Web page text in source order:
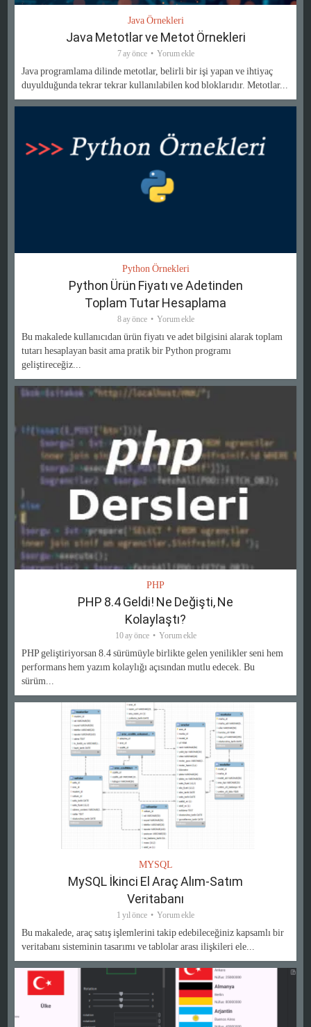
Java Örnekleri
Java Metotlar ve Metot Örnekleri
7 ay önce Yorum ekle
Java programlama dilinde metotlar, belirli bir işi yapan ve ihtiyaç
duyulduğunda tekrar tekrar kullanılabilen kod bloklarıdır. Metotlar...
Python Örnekleri
Python Ürün Fiyatı ve Adetinden
Toplam Tutar Hesaplama
8 ay önce Yorum ekle
Bu makalede kullanıcıdan ürün fiyatı ve adet bilgisini alarak toplam
tutarı hesaplayan basit ama pratik bir Python programı
geliştireceğiz...
PHP
PHP 8.4 Geldi! Ne Değişti, Ne
Kolaylaştı?
10 ay önce Yorum ekle
PHP geliştiriyorsan 8.4 sürümüyle birlikte gelen yenilikler seni hem
performans hem yazım kolaylığı açısından mutlu edecek. Bu
sürüm...
MYSQL
MySQL İkinci El Araç Alım-Satım
Veritabanı
1 yıl önce Yorum ekle
Bu makalede, araç satış işlemlerini takip edebileceğiniz kapsamlı bir
veritabanı sisteminin tasarımı ve tablolar arası ilişkileri ele...